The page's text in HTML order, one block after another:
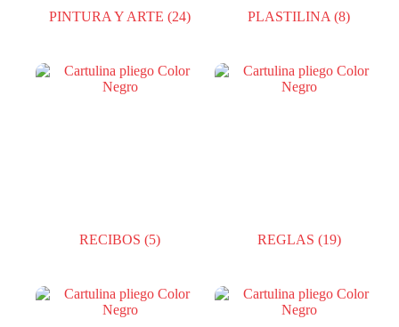
PINTURA Y ARTE(24) PLASTILINA(8)
RECIBOS(5) REGLAS (19)